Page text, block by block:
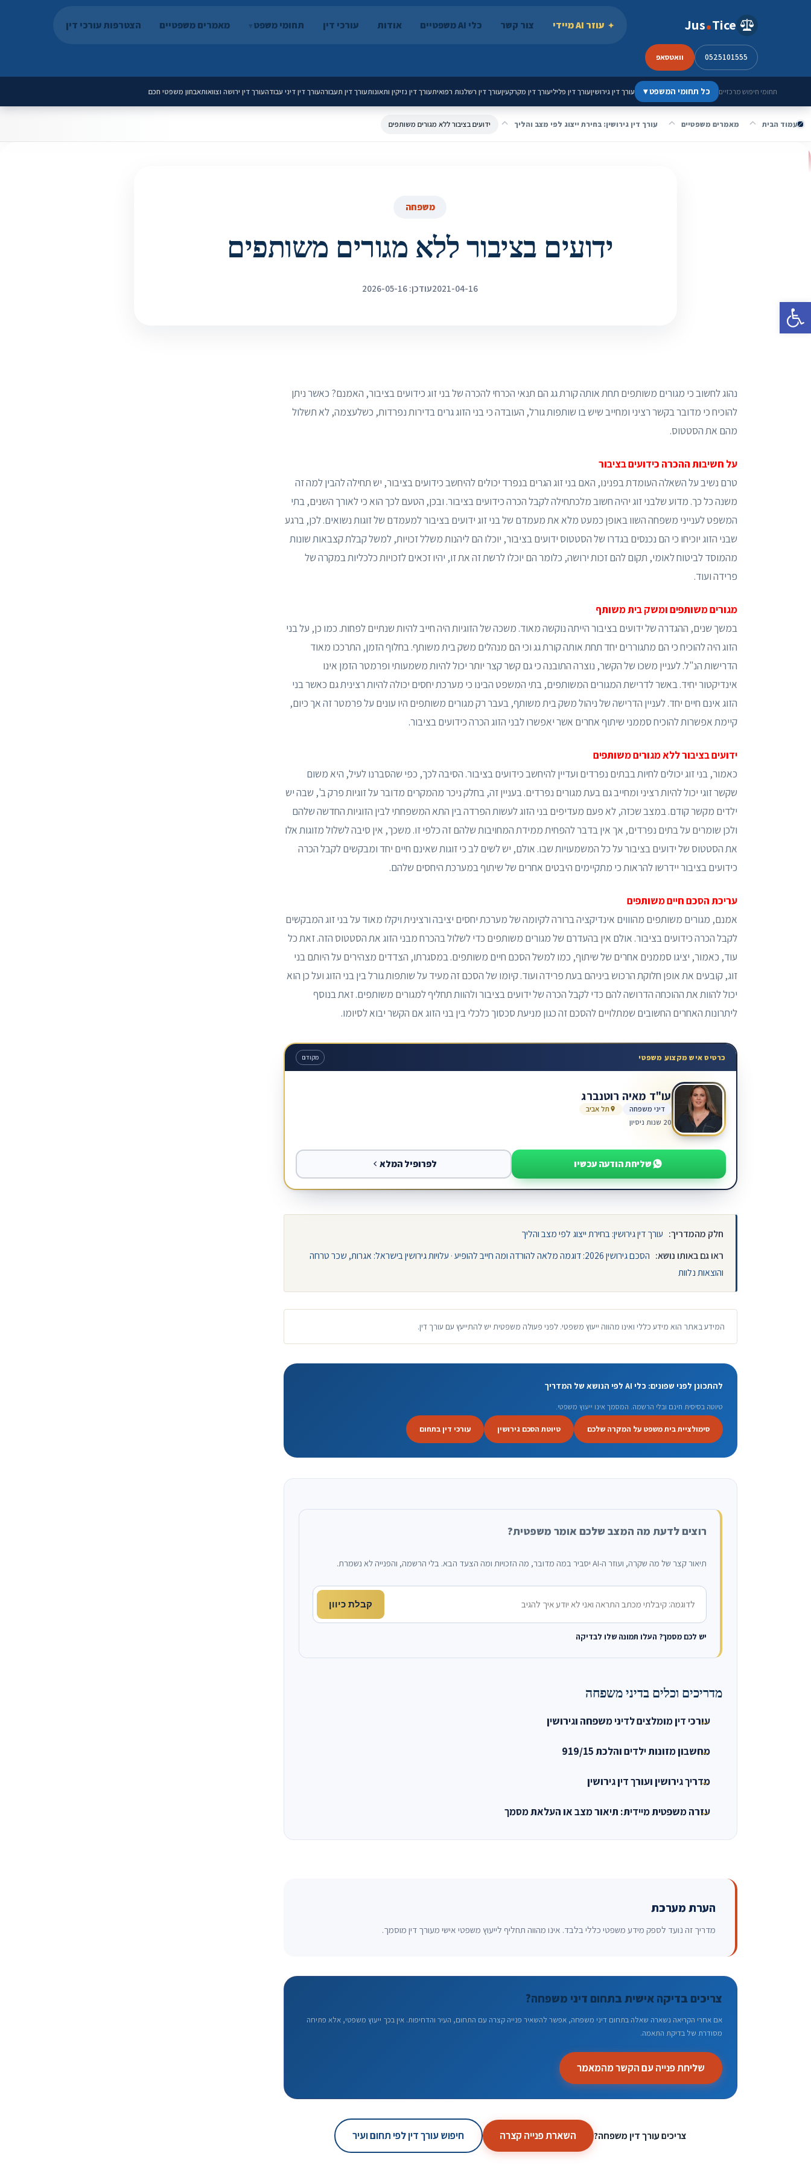
פתח סרגל נגישות
Jus Tice עוזר AI מיידי צור קשר כלי AI משפטיים אודות עורכי דין תחומי משפט מאמרים משפטיים הצטרפות עורכי דין
0525101555 וואטסאפ
תחומי חיפוש מרכזיים כל תחומי המשפט▾ עורך דין גירושיןעורך דין פליליעורך דין מקרקעיןעורך דין רשלנות רפואיתעורך דין נזיקין ותאונותעורך דין תעבורהעורך דין דיני עבודהעורך דין ירושה וצוואותאבחון משפטי חכם
עמוד הבית מאמרים משפטיים עורך דין גירושין: בחירת ייצוג לפי מצב והליך ידועים בציבור ללא מגורים משותפים
משפחה
ידועים בציבור ללא מגורים משותפים
2021-04-16עודכן: 2026-05-16
נהוג לחשוב כי מגורים משותפים תחת אותה קורת גג הם תנאי הכרחי להכרה של בני זוג כידועים בציבור, האמנם? כאשר ניתן
להוכיח כי מדובר בקשר רציני ומחייב שיש בו שותפות גורל, העובדה כי בני הזוג גרים בדירות נפרדות, כשלעצמה, לא תשלול
מהם את הסטטוס.
על חשיבות ההכרה כידועים בציבור
טרם נשיב על השאלה העומדת בפנינו, האם בני זוג הגרים בנפרד יכולים להיחשב כידועים בציבור, יש תחילה להבין למה זה
משנה כל כך. מדוע שלבני זוג יהיה חשוב מלכתחילה לקבל הכרה כידועים בציבור. ובכן, הטעם לכך הוא כי לאורך השנים, בתי
המשפט לענייני משפחה השוו באופן כמעט מלא את מעמדם של בני זוג ידועים בציבור למעמדם של זוגות נשואים. לכן, ברגע
שבני הזוג יוכיחו כי הם נכנסים בגדרו של הסטטוס ידועים בציבור, יוכלו הם ליהנות משלל זכויות, למשל קבלת קצבאות שונות
מהמוסד לביטוח לאומי, תקום להם זכות ירושה, כלומר הם יוכלו לרשת זה את זו, יהיו זכאים לזכויות כלכליות במקרה של
פרידה ועוד.
מגורים משותפים ומשק בית משותף
במשך שנים, ההגדרה של ידועים בציבור הייתה נוקשה מאוד. משכה של הזוגיות היה חייב להיות שנתיים לפחות. כמו כן, על בני
הזוג היה להוכיח כי הם מתגוררים יחד תחת אותה קורת גג וכי הם מנהלים משק בית משותף. בחלוף הזמן, התרככו מאוד
הדרישות הנ"ל. לעניין משכו של הקשר, נוצרה התובנה כי גם קשר קצר יותר יכול להיות משמעותי ופרמטר הזמן אינו
אינדיקטור יחיד. באשר לדרישת המגורים המשותפים, בתי המשפט הבינו כי מערכת יחסים יכולה להיות רצינית גם כאשר בני
הזוג אינם חיים יחד. לעניין הדרישה של ניהול משק בית משותף, בעבר רק מגורים משותפים היו עונים על פרמטר זה אך כיום,
קיימת אפשרות להוכיח סממני שיתוף אחרים אשר יאפשרו לבני הזוג הכרה כידועים בציבור.
ידועים בציבור ללא מגורים משותפים
כאמור, בני זוג יכולים לחיות בבתים נפרדים ועדיין להיחשב כידועים בציבור. הסיבה לכך, כפי שהסברנו לעיל, היא משום
שקשר זוגי יכול להיות רציני ומחייב גם בעת מגורים נפרדים. בעניין זה, בחלק ניכר מהמקרים מדובר על זוגיות פרק ב', שבה יש
ילדים מקשר קודם. במצב שכזה, לא פעם מעדיפים בני הזוג לעשות הפרדה בין התא המשפחתי לבין הזוגיות החדשה שלהם
ולכן שומרים על בתים נפרדים, אך אין בדבר להפחית ממידת המחויבות שלהם זה כלפי זו. משכך, אין סיבה לשלול מזוגות אלו
את הסטטוס של ידועים בציבור על כל המשמעויות שבו. אולם, יש לשים לב כי זוגות שאינם חיים יחד ומבקשים לקבל הכרה
כידועים בציבור יידרשו להראות כי מתקיימים היבטים אחרים של שיתוף במערכת היחסים שלהם.
עריכת הסכם חיים משותפים
אמנם, מגורים משותפים מהוווים אינדיקציה ברורה לקיומה של מערכת יחסים יציבה ורצינית ויקלו מאוד על בני זוג המבקשים
לקבל הכרה כידועים בציבור. אולם אין בהעדרם של מגורים משותפים כדי לשלול בהכרח מבני הזוג את הסטטוס הזה. זאת כל
עוד, כאמור, יציגו סממנים אחרים של שיתוף, כמו למשל הסכם חיים משותפים. במסגרתו, הצדדים מצהירים על היותם בני
זוג, קובעים את אופן חלוקת הרכוש ביניהם בעת פרידה ועוד. קיומו של הסכם זה מעיד על שותפות גורל בין בני הזוג ועל כן הוא
יכול להוות את ההוכחה הדרושה להם כדי לקבל הכרה של ידועים בציבור ולהוות תחליף למגורים משותפים. זאת בנוסף
ליתרונות האחרים החשובים שמתלויים להסכם זה כגון מניעת סכסוך כלכלי בין בני הזוג אם הקשר יבוא לסיומו.
כרטיס איש מקצוע משפטי מקודם
עו"ד מאיה רוטנברג
דיני משפחה
תל אביב
20 שנות ניסיון
שליחת הודעה עכשיו לפרופיל המלא
חלק מהמדריך: עורך דין גירושין: בחירת ייצוג לפי מצב והליך
ראו גם באותו נושא: הסכם גירושין 2026: דוגמה מלאה להורדה ומה חייב להופיע · עלויות גירושין בישראל: אגרות, שכר טרחה
והוצאות נלוות
המידע באתר הוא מידע כללי ואינו מהווה ייעוץ משפטי. לפני פעולה משפטית יש להתייעץ עם עורך דין.
להתכונן לפני שפונים: כלי AI לפי הנושא של המדריך
טיוטה בסיסית חינם ובלי הרשמה. המסמך אינו ייעוץ משפטי.
סימולציית בית משפט על המקרה שלכם טיוטת הסכם גירושין עורכי דין בתחום
רוצים לדעת מה המצב שלכם אומר משפטית?
תיאור קצר של מה שקרה, ועוזר ה-AI יסביר במה מדובר, מה הזכויות ומה הצעד הבא. בלי הרשמה, והפנייה לא נשמרת.
מה קרה? קבלת כיוון
יש לכם מסמך? העלו תמונה שלו לבדיקה
מדריכים וכלים בדיני משפחה
עורכי דין מומלצים לדיני משפחה וגירושין
מחשבון מזונות ילדים והלכת 919/15
מדריך גירושין ועורך דין גירושין
עזרה משפטית מיידית: תיאור מצב או העלאת מסמך
הערת מערכת
מדריך זה נועד לספק מידע משפטי כללי בלבד. אינו מהווה תחליף לייעוץ משפטי אישי מעורך דין מוסמך.
צריכים בדיקה אישית בתחום דיני משפחה?
אם אחרי הקריאה נשארה שאלה בתחום דיני משפחה, אפשר להשאיר פנייה קצרה עם התחום, העיר והדחיפות. אין בכך ייעוץ משפטי, אלא פתיחה
מסודרת של בדיקת התאמה.
שליחת פנייה עם הקשר מהמאמר
צריכים עורך דין משפחה? השארת פנייה קצרה חיפוש עורך דין לפי תחום ועיר